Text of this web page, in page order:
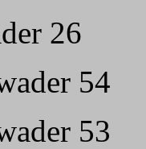
26
54
53